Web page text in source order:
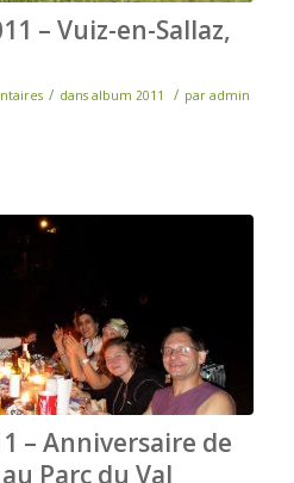
– Vuiz-en-Sallaz,
/ dans album 2011 / par admin
– Anniversaire de
Parc du Val